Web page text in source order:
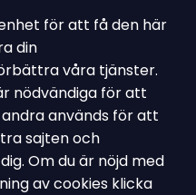
för att få den här
din
våra tjänster.
nödvändiga för att
används för att
sajten och
Om du är nöjd med
av cookies klicka